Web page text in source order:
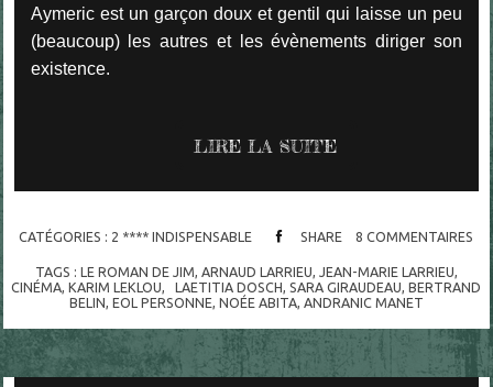
Aymeric est un garçon doux et gentil qui laisse un peu
(beaucoup) les autres et les évènements diriger son
existence.
LIRE LA SUITE
CATÉGORIES : 2 **** INDISPENSABLE SHARE 8 COMMENTAIRES
TAGS : LE ROMAN DE JIM, ARNAUD LARRIEU, JEAN-MARIE LARRIEU,
CINÉMA,KARIM LEKLOU, LAETITIA DOSCH,SARA GIRAUDEAU,BERTRAND
BELIN, EOL PERSONNE, NOÉE ABITA, ANDRANIC MANET